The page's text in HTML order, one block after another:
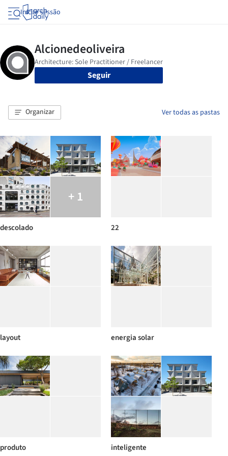
Iniciar sessão
Seguir
Organizar Ver todas as pastas
+ 1
descolado 22
layout energia solar
produto inteligente